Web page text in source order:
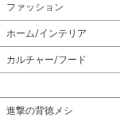
ファッション
ホーム/インテリア
カルチャー/フード
進撃の背徳メシ